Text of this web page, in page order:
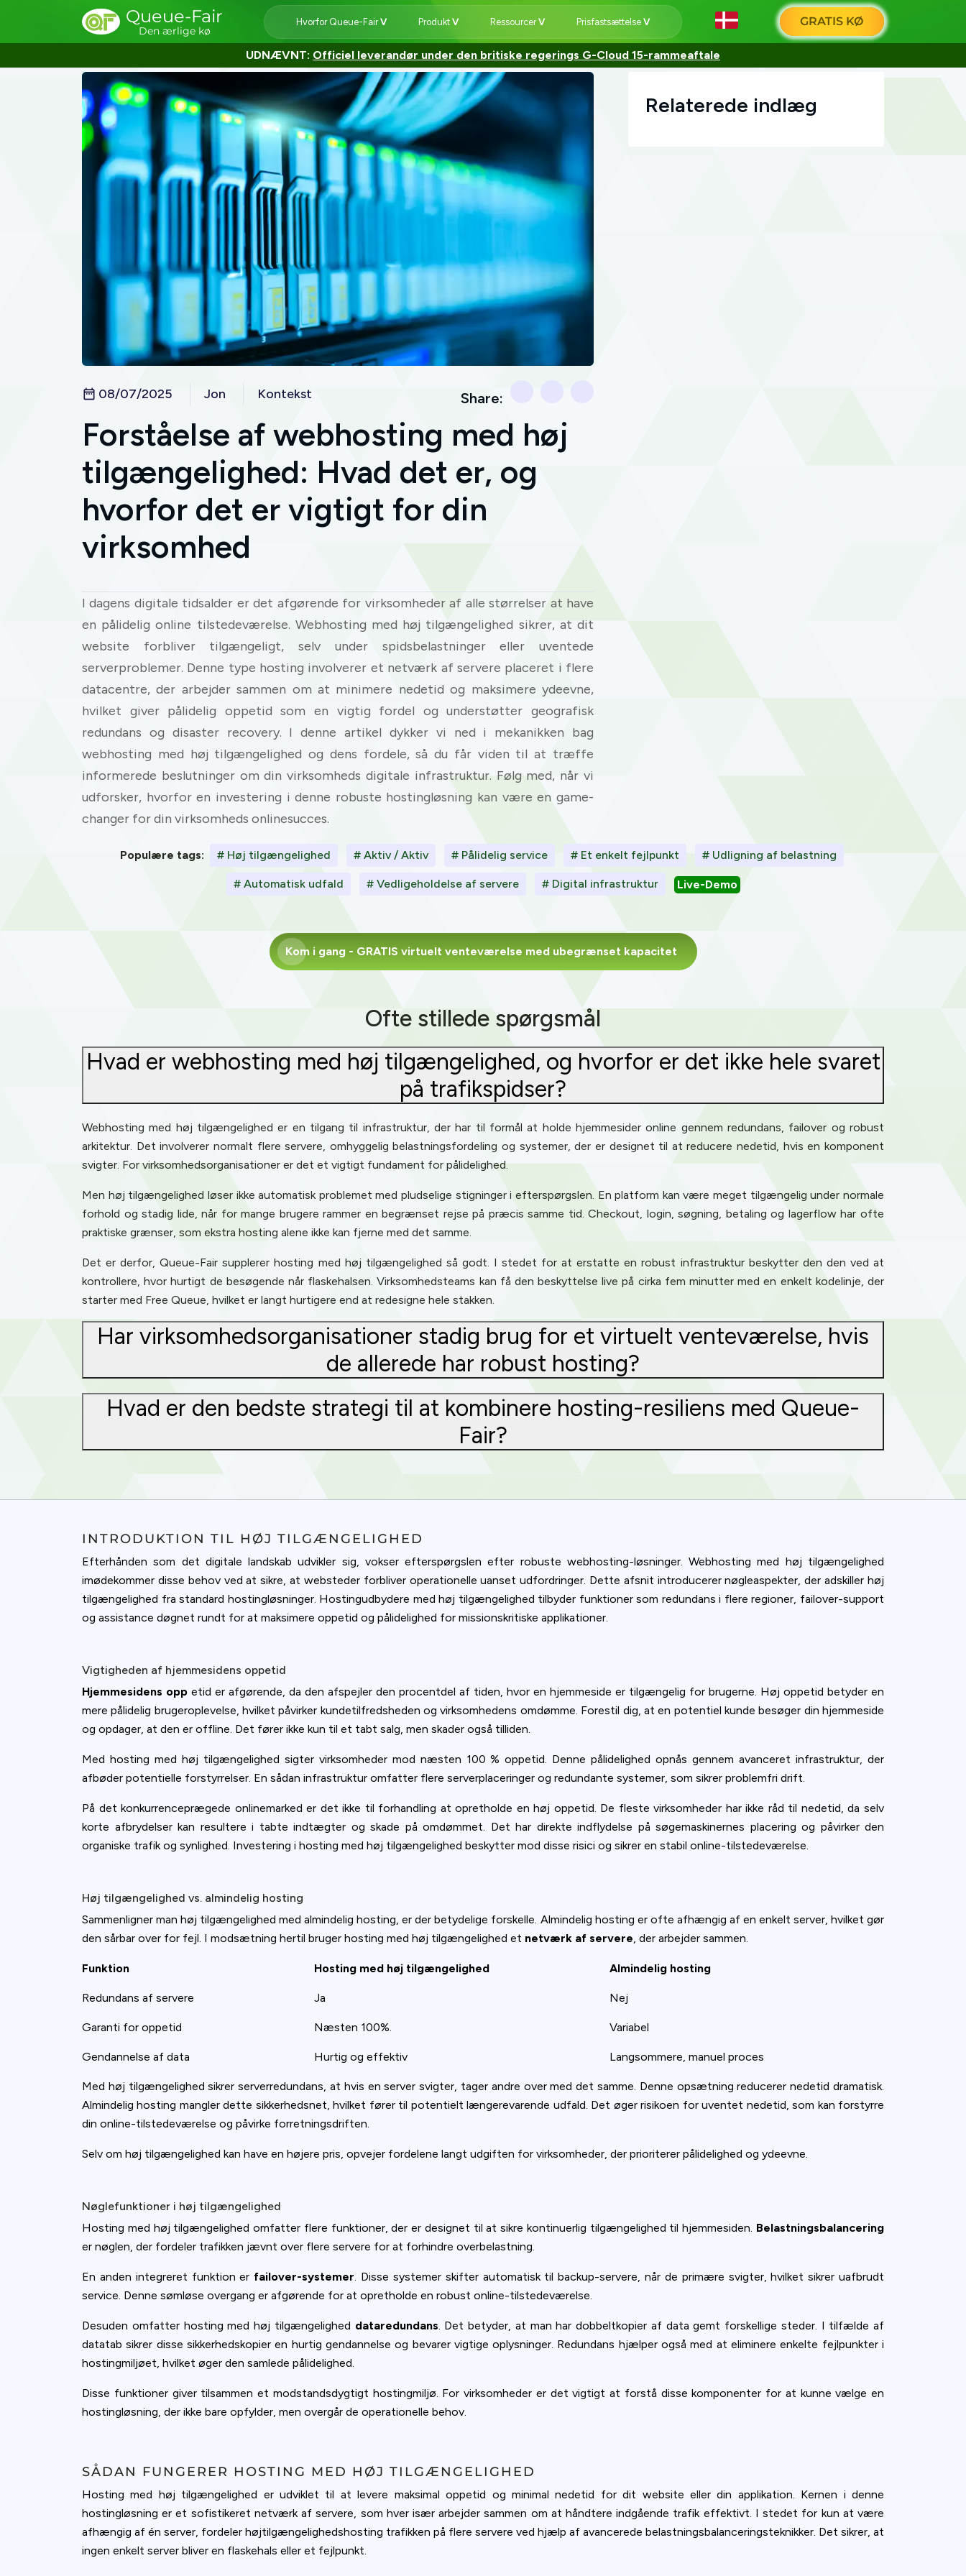
Queue-Fair
Den ærlige kø
Hvorfor Queue-Fair Produkt Ressourcer Prisfastsættelse GRATIS KØ
UDNÆVNT: Officiel leverandør under den britiske regerings G-Cloud 15-rammeaftale
08/07/2025 Jon Kontekst Share:
Forståelse af webhosting med høj
tilgængelighed: Hvad det er, og
hvorfor det er vigtigt for din
virksomhed
I dagens digitale tidsalder er det afgørende for virksomheder af alle størrelser at have
en pålidelig online tilstedeværelse. Webhosting med høj tilgængelighed sikrer, at dit
website forbliver tilgængeligt, selv under spidsbelastninger eller uventede
serverproblemer. Denne type hosting involverer et netværk af servere placeret i flere
datacentre, der arbejder sammen om at minimere nedetid og maksimere ydeevne,
hvilket giver pålidelig oppetid som en vigtig fordel og understøtter geografisk
redundans og disaster recovery. I denne artikel dykker vi ned i mekanikken bag
webhosting med høj tilgængelighed og dens fordele, så du får viden til at træffe
informerede beslutninger om din virksomheds digitale infrastruktur. Følg med, når vi
udforsker, hvorfor en investering i denne robuste hostingløsning kan være en game-
changer for din virksomheds onlinesucces.
Relaterede indlæg
Populære tags: # Høj tilgængelighed # Aktiv / Aktiv # Pålidelig service # Et enkelt fejlpunkt # Udligning af belastning
# Automatisk udfald # Vedligeholdelse af servere # Digital infrastruktur Live-Demo
Kom i gang- GRATIS virtuelt venteværelse med ubegrænset kapacitet
Ofte stillede spørgsmål
Hvad er webhosting med høj tilgængelighed, og hvorfor er det ikke hele svaret
på trafikspidser?
Webhosting med høj tilgængelighed er en tilgang til infrastruktur, der har til formål at holde hjemmesider online gennem redundans, failover og robust
arkitektur. Det involverer normalt flere servere, omhyggelig belastningsfordeling og systemer, der er designet til at reducere nedetid, hvis en komponent
svigter. For virksomhedsorganisationer er det et vigtigt fundament for pålidelighed.
Men høj tilgængelighed løser ikke automatisk problemet med pludselige stigninger i efterspørgslen. En platform kan være meget tilgængelig under normale
forhold og stadig lide, når for mange brugere rammer en begrænset rejse på præcis samme tid. Checkout, login, søgning, betaling og lagerflow har ofte
praktiske grænser, som ekstra hosting alene ikke kan fjerne med det samme.
Det er derfor, Queue-Fair supplerer hosting med høj tilgængelighed så godt. I stedet for at erstatte en robust infrastruktur beskytter den den ved at
kontrollere, hvor hurtigt de besøgende når flaskehalsen. Virksomhedsteams kan få den beskyttelse live på cirka fem minutter med en enkelt kodelinje, der
starter med Free Queue, hvilket er langt hurtigere end at redesigne hele stakken.
Har virksomhedsorganisationer stadig brug for et virtuelt venteværelse, hvis
de allerede har robust hosting?
Hvad er den bedste strategi til at kombinere hosting-resiliens med Queue-
Fair?
INTRODUKTION TIL HØJ TILGÆNGELIGHED
Efterhånden som det digitale landskab udvikler sig, vokser efterspørgslen efter robuste webhosting-løsninger. Webhosting med høj tilgængelighed
imødekommer disse behov ved at sikre, at websteder forbliver operationelle uanset udfordringer. Dette afsnit introducerer nøgleaspekter, der adskiller høj
tilgængelighed fra standard hostingløsninger. Hostingudbydere med høj tilgængelighed tilbyder funktioner som redundans i flere regioner, failover-support
og assistance døgnet rundt for at maksimere oppetid og pålidelighed for missionskritiske applikationer.
Vigtigheden af hjemmesidens oppetid
Hjemmesidens opp etid er afgørende, da den afspejler den procentdel af tiden, hvor en hjemmeside er tilgængelig for brugerne. Høj oppetid betyder en
mere pålidelig brugeroplevelse, hvilket påvirker kundetilfredsheden og virksomhedens omdømme. Forestil dig, at en potentiel kunde besøger din hjemmeside
og opdager, at den er offline. Det fører ikke kun til et tabt salg, men skader også tilliden.
Med hosting med høj tilgængelighed sigter virksomheder mod næsten 100 % oppetid. Denne pålidelighed opnås gennem avanceret infrastruktur, der
afbøder potentielle forstyrrelser. En sådan infrastruktur omfatter flere serverplaceringer og redundante systemer, som sikrer problemfri drift.
På det konkurrenceprægede onlinemarked er det ikke til forhandling at opretholde en høj oppetid. De fleste virksomheder har ikke råd til nedetid, da selv
korte afbrydelser kan resultere i tabte indtægter og skade på omdømmet. Det har direkte indflydelse på søgemaskinernes placering og påvirker den
organiske trafik og synlighed. Investering i hosting med høj tilgængelighed beskytter mod disse risici og sikrer en stabil online-tilstedeværelse.
Høj tilgængelighed vs. almindelig hosting
Sammenligner man høj tilgængelighed med almindelig hosting, er der betydelige forskelle. Almindelig hosting er ofte afhængig af en enkelt server, hvilket gør
den sårbar over for fejl. I modsætning hertil bruger hosting med høj tilgængelighed et netværk af servere , der arbejder sammen.
Funktion Hosting med høj tilgængelighed Almindelig hosting
Redundans af servere Ja Nej
Garanti for oppetid Næsten 100%. Variabel
Gendannelse af data Hurtig og effektiv Langsommere, manuel proces
Med høj tilgængelighed sikrer serverredundans, at hvis en server svigter, tager andre over med det samme. Denne opsætning reducerer nedetid dramatisk.
Almindelig hosting mangler dette sikkerhedsnet, hvilket fører til potentielt længerevarende udfald. Det øger risikoen for uventet nedetid, som kan forstyrre
din online-tilstedeværelse og påvirke forretningsdriften.
Selv om høj tilgængelighed kan have en højere pris, opvejer fordelene langt udgiften for virksomheder, der prioriterer pålidelighed og ydeevne.
Nøglefunktioner i høj tilgængelighed
Hosting med høj tilgængelighed omfatter flere funktioner, der er designet til at sikre kontinuerlig tilgængelighed til hjemmesiden. Belastningsbalancering
er nøglen, der fordeler trafikken jævnt over flere servere for at forhindre overbelastning.
En anden integreret funktion er failover-systemer . Disse systemer skifter automatisk til backup-servere, når de primære svigter, hvilket sikrer uafbrudt
service. Denne sømløse overgang er afgørende for at opretholde en robust online-tilstedeværelse.
Desuden omfatter hosting med høj tilgængelighed dataredundans . Det betyder, at man har dobbeltkopier af data gemt forskellige steder. I tilfælde af
datatab sikrer disse sikkerhedskopier en hurtig gendannelse og bevarer vigtige oplysninger. Redundans hjælper også med at eliminere enkelte fejlpunkter i
hostingmiljøet, hvilket øger den samlede pålidelighed.
Disse funktioner giver tilsammen et modstandsdygtigt hostingmiljø. For virksomheder er det vigtigt at forstå disse komponenter for at kunne vælge en
hostingløsning, der ikke bare opfylder, men overgår de operationelle behov.
SÅDAN FUNGERER HOSTING MED HØJ TILGÆNGELIGHED
Hosting med høj tilgængelighed er udviklet til at levere maksimal oppetid og minimal nedetid for dit website eller din applikation. Kernen i denne
hostingløsning er et sofistikeret netværk af servere, som hver især arbejder sammen om at håndtere indgående trafik effektivt. I stedet for kun at være
afhængig af én server, fordeler højtilgængelighedshosting trafikken på flere servere ved hjælp af avancerede belastningsbalanceringsteknikker. Det sikrer, at
ingen enkelt server bliver en flaskehals eller et fejlpunkt.